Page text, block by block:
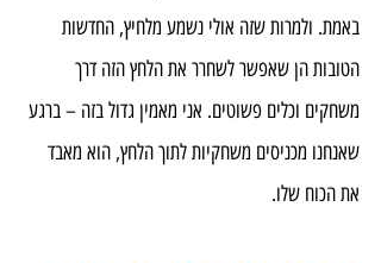
באמת. ולמרות שזה אולי נשמע מלחיץ, החדשות
הטובות הן שאפשר לשחרר את הלחץ הזה דרך
משחקים וכלים פשוטים. אני מאמין גדול בזה – ברגע
שאנחנו מכניסים משחקיות לתוך הלחץ, הוא מאבד
את הכוח שלו.